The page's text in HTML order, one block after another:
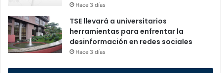
Hace 3 días
TSE llevará a universitarios
herramientas para enfrentar la
desinformación en redes sociales
Hace 3 días